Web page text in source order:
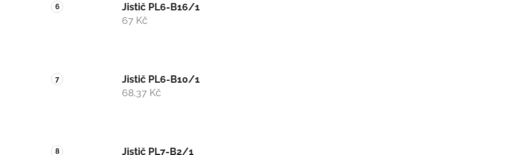
Jistič PL6-B16/1
67 Kč
Jistič PL6-B10/1
68,37 Kč
Jistič PL7-B2/1